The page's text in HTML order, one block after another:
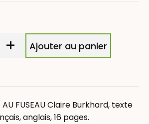
+ Ajouter au panier
AU FUSEAUClaire Burkhard, texte
anglais, 16 pages.